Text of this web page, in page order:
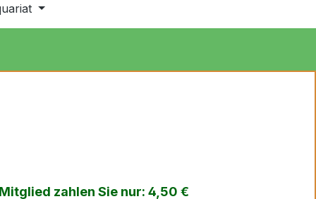
zahlen Sie nur: 4,50 €